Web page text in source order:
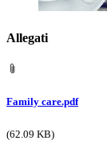
Allegati
Family care.pdf
(62.09 KB)